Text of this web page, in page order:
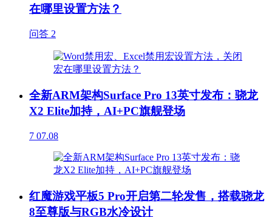
在哪里设置方法？
问答 2
全新ARM架构Surface Pro 13英寸发布：骁龙
X2 Elite加持，AI+PC旗舰登场
7 07.08
红魔游戏平板5 Pro开启第二轮发售，搭载骁龙
8至尊版与RGB水冷设计